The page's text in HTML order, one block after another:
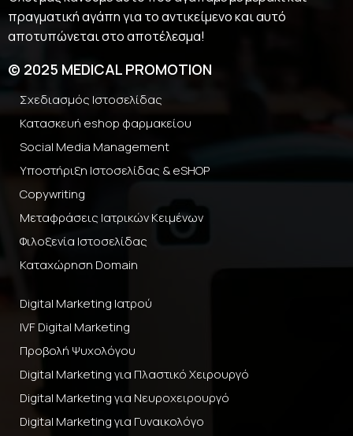
πραγματική αγάπη για το αντικείμενο και αυτό
αποτυπώνεται στο αποτέλεσμα!
© 2025 MEDICAL PROMOTION
Σχεδιασμός Ιστοσελίδας
Κατασκευή eshop φαρμακείου
Social Media Management
Υποστήριξη Ιστοσελίδας & eSHOP
Copywriting
Μεταφράσεις Ιατρικών Κειμένων
Φιλοξενία Ιστοσελίδας
Καταχώρηση Domain
Digital Marketing Ιατρού
IVF Digital Marketing
Προβολή Ψυχολόγου
Digital Marketing για Πλαστικό Χειρουργό
Digital Marketing για Νευροχειρουργό
Digital Marketing για Γυναικολόγο